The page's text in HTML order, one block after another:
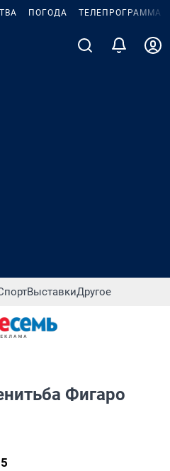
ПОГОДА ТЕЛЕПРОГРАММА
ВыставкиДругое
Фигаро